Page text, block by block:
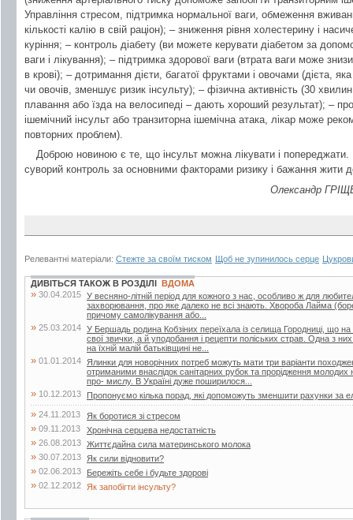
Управління стресом, підтримка нормальної ваги, обмеження
кількості калію в свій раціон); – зниження рівня холестерину і
куріння; – контроль діабету (ви можете керувати діабетом за
ваги і лікування); – підтримка здорової ваги (втрата ваги може
в крові); – дотримання дієти, багатої фруктами і овочами (дієта, яка
чи овочів, зменшує ризик інсульту); – фізична активність (30 хвилин
плавання або їзда на велосипеді – дають хороший результат); –
ішемічний інсульт або транзиторна ішемічна атака, лікар може
повторних проблем).
Доброю новиною є те, що інсульт можна лікувати і
суворий контроль за основними факторами ризику і бажання жити
Олександр
Релевантні матеріали: Стежте за своїм тиском Щоб не зупинилось серце
ДИВІТЬСЯ ТАКОЖ В РОЗДІЛІ ВДОМА
» 30.04.2015 У весняно-літній період для кожного з нас, особливо ж для
захворювання, про яке далеко не всі знають. Хвороба Лайма
причому самолікування або...
» 25.03.2014 У Бершадь родина Кобзіних переїхала із селища Городниці, що
свої звички, а й уподобання і рецепти поліських страв. Одна з
на їхній малій батьківщині не...
» 01.01.2014
Ялинки для новорічних потреб можуть мати три варіанти
отриманими внаслідок санітарних рубок та прорідження
про- мислу. В Україні дуже поширилося...
» 10.12.2013 Пропонуємо кілька порад, які допоможуть зменшити рахунки за
» 24.11.2013 Як боротися зі стресом
» 09.11.2013 Хронічна серцева недостатність
» 26.08.2013 Життєдайна сила материнського молока
» 30.07.2013 Як сили відновити?
» 02.06.2013 Бережіть себе і будьте здорові
» 02.12.2012 Як запобігти інсульту?